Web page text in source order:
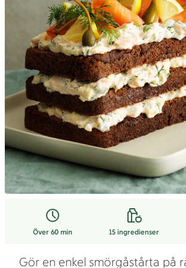
Över 60 min 15 ingredienser
Gör en enkel smörgåstårta på